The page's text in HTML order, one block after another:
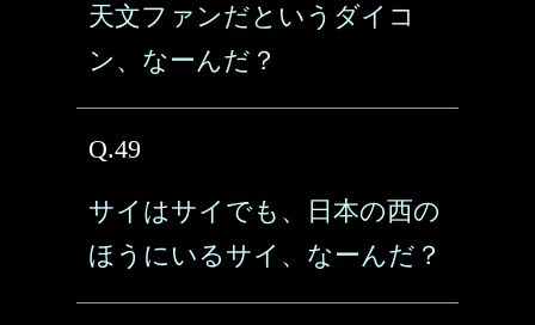
天文ファンだというダイコ
ン、なーんだ？
Q.49
サイはサイでも、日本の西の
ほうにいるサイ、なーんだ？